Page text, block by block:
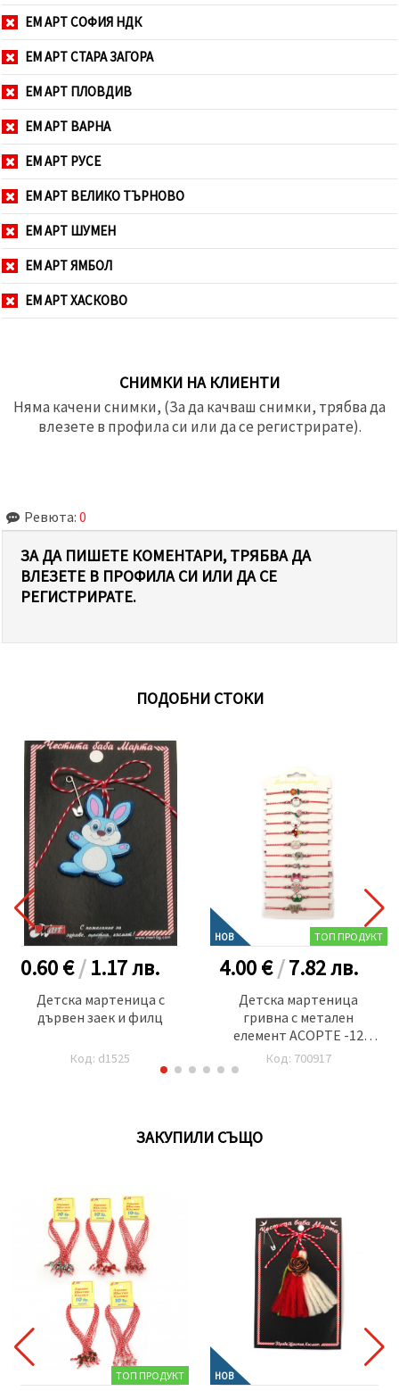
ЕМ АРТ СОФИЯ НДК
ЕМ АРТ СТАРА ЗАГОРА
ЕМ АРТ ПЛОВДИВ
ЕМ АРТ ВАРНА
ЕМ АРТ РУСЕ
ЕМ АРТ ВЕЛИКО ТЪРНОВО
ЕМ АРТ ШУМЕН
ЕМ АРТ ЯМБОЛ
ЕМ АРТ ХАСКОВО
СНИМКИ НА КЛИЕНТИ
Няма качени снимки, (За да качваш снимки, трябва да
влезете в профила си или да се регистрирате).
Ревюта: 0
ЗА ДА ПИШЕТЕ КОМЕНТАРИ, ТРЯБВА ДА
ВЛЕЗЕТЕ В ПРОФИЛА СИ ИЛИ ДА СЕ
РЕГИСТРИРАТЕ.
ПОДОБНИ СТОКИ
0.60 €/1.17лв.
Детска мартеница с
дървен заек и филц
Код: d1525
НОВ ТОП ПРОДУКТ
4.00 €/7.82лв.
Детска мартеница
гривна с метален
елемент АСОРТЕ -12
броя
Код: 700917
ЗАКУПИЛИ СЪЩО
ТОП ПРОДУКТ НОВ